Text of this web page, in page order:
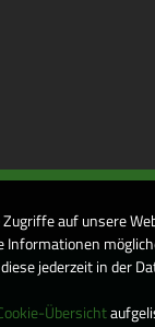
auf unsere
jederzeit in der
Übersicht